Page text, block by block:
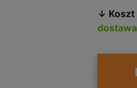
↓ Koszt
dostawa